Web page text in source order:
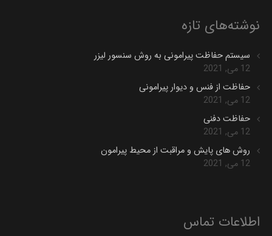
نوشته‌های تازه
سیستم حفاظت پیرامونی به روش سنسور لیزر
12 می, 2021
حفاظت از فنس و دیوار پیرامونی
12 می, 2021
حفاظت دفنی
12 می, 2021
روش های پایش و مراقبت از محیط پیرامون
12 می, 2021
اطلاعات تماس